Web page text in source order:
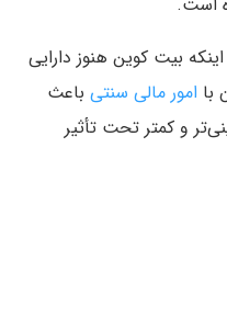
بیت‌ کوین هنوز دارایی
امور مالی سنتی باعث
و کمتر تحت تأثیر